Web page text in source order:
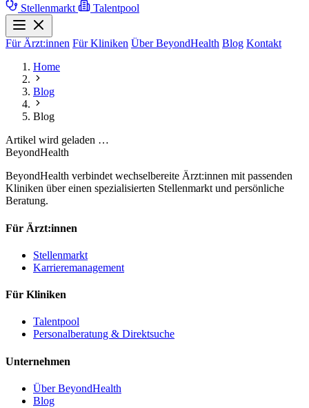
Stellenmarkt
Talentpool
Für Ärzt:innen Für Kliniken Über BeyondHealth Blog Kontakt
Home
Blog
Blog
Artikel wird geladen …
BeyondHealth
BeyondHealth verbindet wechselbereite Ärzt:innen mit passenden
Kliniken über einen spezialisierten Stellenmarkt und persönliche
Beratung.
Für Ärzt:innen
Stellenmarkt
Karrieremanagement
Für Kliniken
Talentpool
Personalberatung & Direktsuche
Unternehmen
Über BeyondHealth
Blog